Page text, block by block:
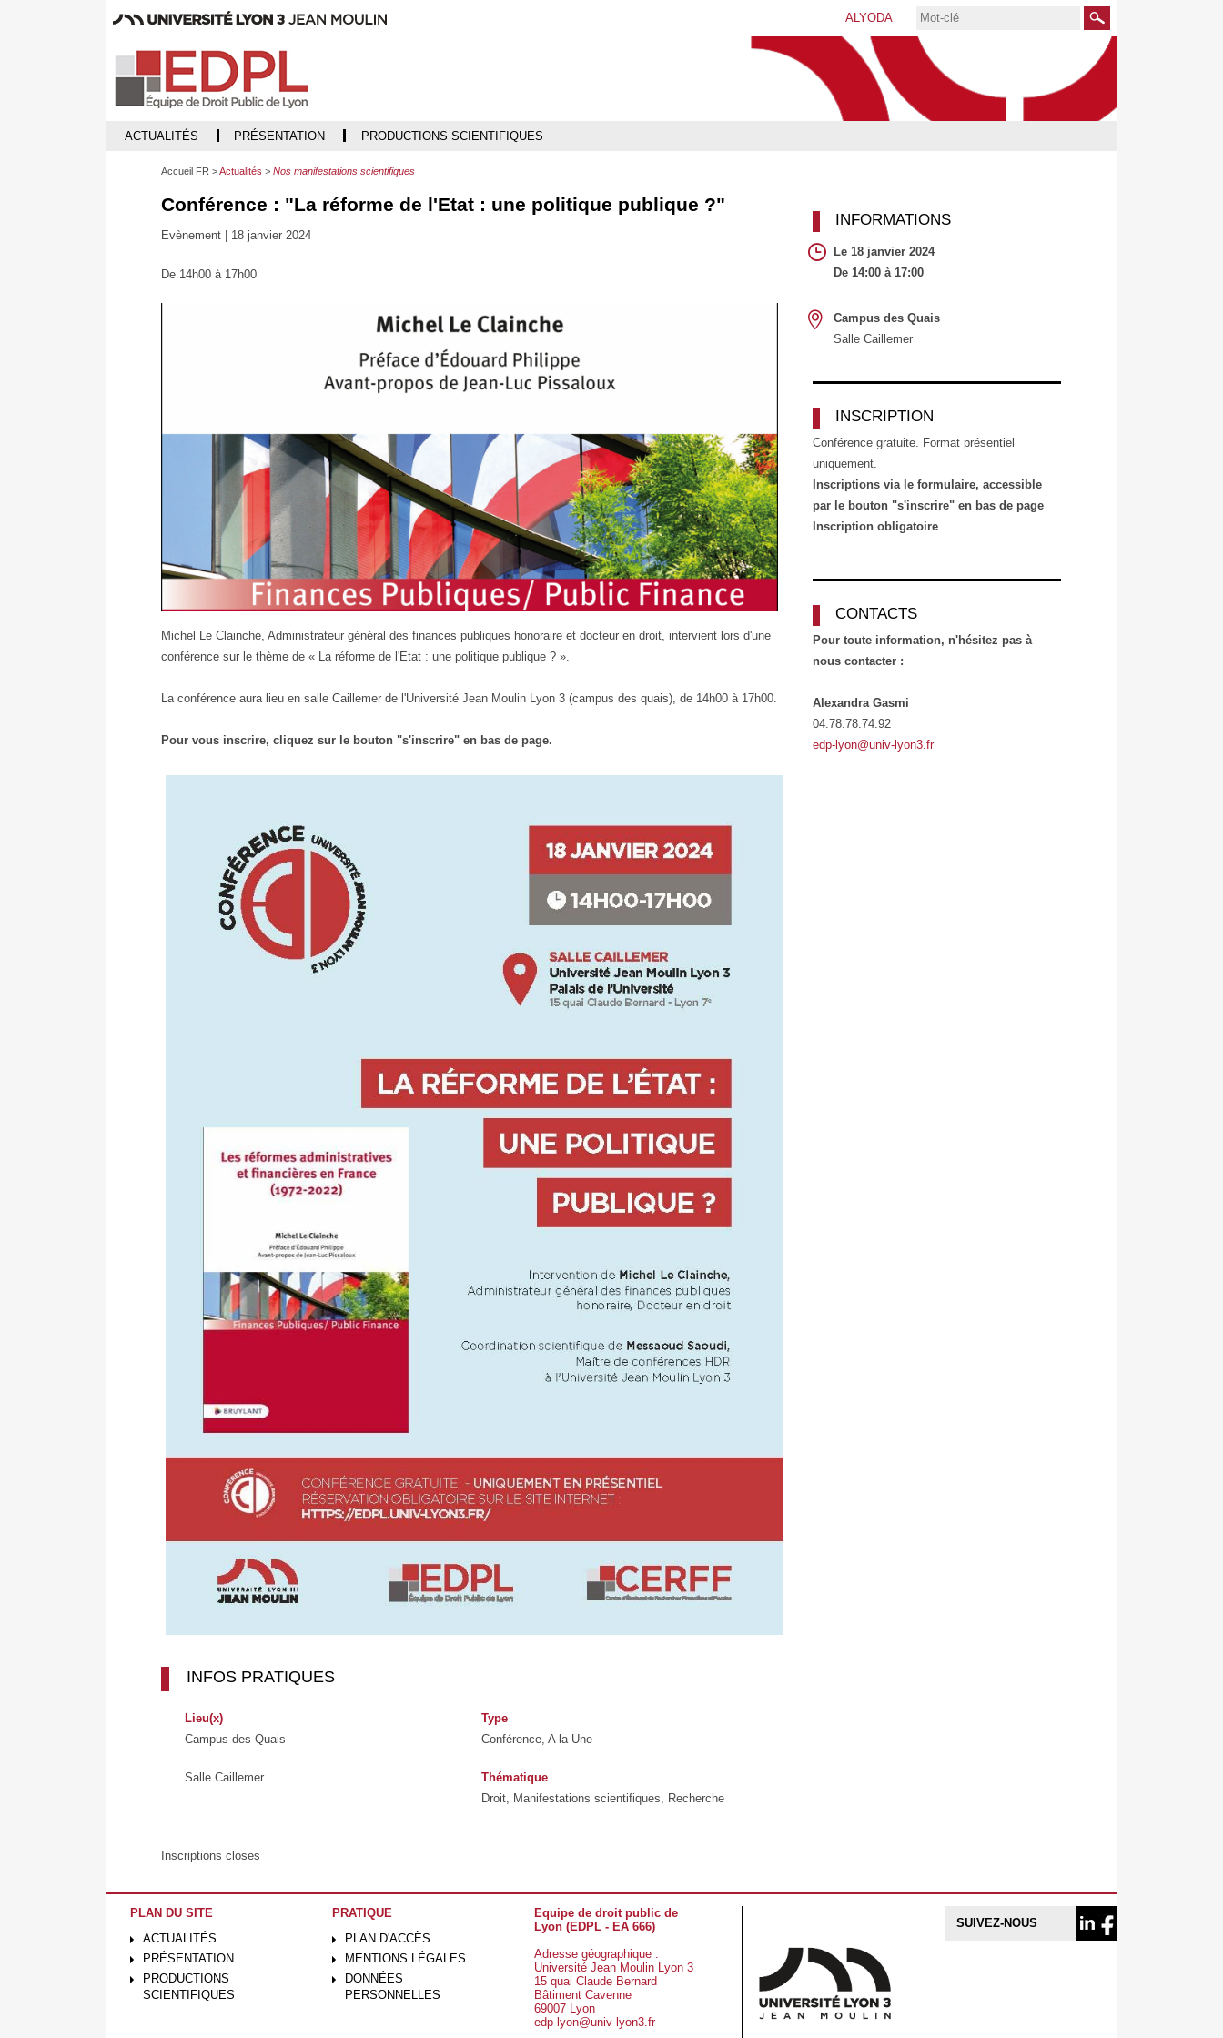
ALYODA Rechercher
ACTUALITÉS PRÉSENTATION PRODUCTIONS SCIENTIFIQUES
Accueil FR Actualités Nos manifestations scientifiques
Conférence : "La réforme de l'Etat : une politique publique ?"
Evènement | 18 janvier 2024
De 14h00 à 17h00
Conf.
18.01
Michel Le Clainche, Administrateur général des finances publiques honoraire et docteur en droit, intervient lors d'une
conférence sur le thème de « La réforme de l'Etat : une politique publique ? ».
La conférence aura lieu en salle Caillemer de l'Université Jean Moulin Lyon 3 (campus des quais), de 14h00 à 17h00.
Pour vous inscrire, cliquez sur le bouton "s'inscrire" en bas de page.
INFOS PRATIQUES
Lieu(x)
Campus des Quais
Salle Caillemer
Type
Conférence, A la Une
Thématique
Droit, Manifestations scientifiques, Recherche
Inscriptions closes
INFORMATIONS
Le 18 janvier 2024
De 14:00 à 17:00
Campus des Quais
Salle Caillemer
INSCRIPTION
Conférence gratuite. Format présentiel
uniquement.
Inscriptions via le formulaire, accessible
par le bouton "s'inscrire" en bas de page
Inscription obligatoire
CONTACTS
Pour toute information, n'hésitez pas à
nous contacter :
Alexandra Gasmi
04.78.78.74.92
edp-lyon@univ-lyon3.fr
PLAN DU SITE
ACTUALITÉS
PRÉSENTATION
PRODUCTIONS
SCIENTIFIQUES
PRATIQUE
PLAN D'ACCÈS
MENTIONS LÉGALES
DONNÉES
PERSONNELLES
Equipe de droit public de
Lyon (EDPL - EA 666)
Adresse géographique :
Université Jean Moulin Lyon 3
15 quai Claude Bernard
Bâtiment Cavenne
69007 Lyon
edp-lyon@univ-lyon3.fr
SUIVEZ-NOUS